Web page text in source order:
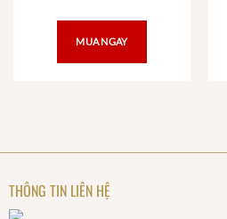
MUA NGAY
THÔNG TIN LIÊN HỆ